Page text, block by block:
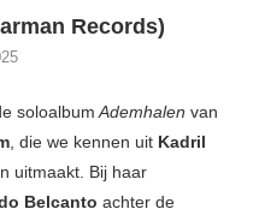
Records)
soloalbumAdemhalen van
, die we kennen uit Kadril
uitmaakt. Bij haar
Belcanto achter de